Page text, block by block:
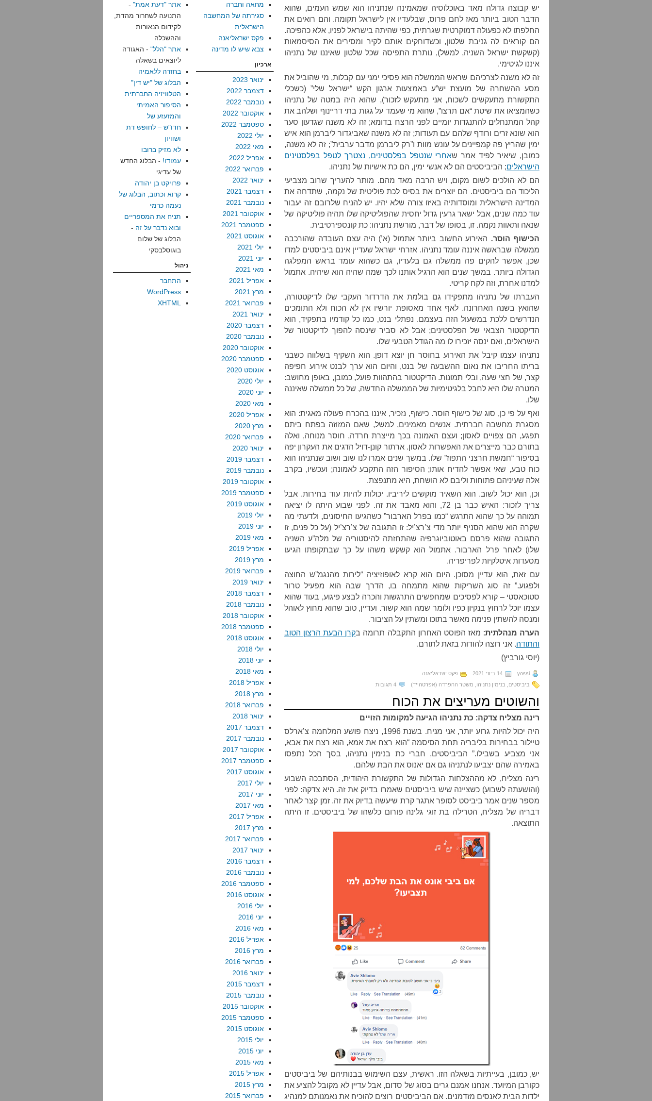
יש קבוצה גדולה מאד באוכלוסיה שמאמינה שנתניהו הוא שמש העמים, שהוא
הדבר הטוב ביותר מאז לחם פרוס, שבלעדיו אין לישראל תקומה. והם רואים את
החלפתו לא כפעולה דמוקרטית שגרתית, כפי שהיתה בישראל לפניו, אלא כהפיכה.
הם קוראים לה גניבת שלטון, וכשדוחקים אותם לקיר ומסירים את הסיסמאות
(קשקשת ישראל השניה, למשל), נותרת התפיסה שכל שלטון שאיננו של נתניהו
איננו לגיטימי.
זה לא משנה לצרכיהם שראש הממשלה הוא פסיכי ימני עם קבלות, מי שהוביל את
מסע ההשחרה של מועצת יש”ע באמצעות ארגון הקש “ישראל שלי” (כשכלי
התקשורת מתעקשים לשכוח, אני מתעקש לזכור), שהוא היה במטה של נתניהו
כשהמציאו את שיטת “אם תרצו”, שהוא מי שעמד על גגות בתי דריינוף ושלהב את
קהל המתנחלים להתנגדות יומיים לפני הרצח בדומא; זה לא משנה שגדעון סער
הוא שונא זרים ורודף שלהם עם תעודות; זה לא משנה שאביגדור ליברמן הוא איש
ימין שהריץ פה קמפיינים על עונש מוות ו”רק ליברמן מדבר ערבית”; זה לא משנה,
כמובן, שיאיר לפיד אמר שאחרי שנטפל בפלסטינים, נצטרך לטפל בפלסטינים
הישראלים; הביביסטים הם לא אנשי ימין, הם כת אישיות של נתניהו.
הם לא הולכים לשום מקום, ויש הרבה מאד מהם. מותר להעריך שרוב מצביעי
הליכוד הם ביביסטים. הם יוצרים את בסיס לכת פוליטית של נקמה, שתדחה את
המדינה הישראלית ומוסדותיה באיזו צורה שלא יהיו. יש להניח שלרובם זה יעבור
עוד כמה שנים, אבל ישאר גרעין גדול יחסית שהפוליטיקה שלו תהיה פוליטיקה של
שנאה ותאוות נקמה. זו, בסופו של דבר, מורשת נתניהו: כת קונספירטיבית.
הכישוף הוסר. האירוע החשוב ביותר אתמול (א’) היה עצם העובדה שהורכבה
ממשלה שבראשה איננה עומד נתניהו. אזרחי ישראל שעדיין אינם ביביסטים למדו
שכן, אפשר להקים פה ממשלה גם בלעדיו, גם כשהוא עומד בראש המפלגה
הגדולה ביותר. במשך שנים הוא הרגיל אותנו לכך שמה שהיה הוא שיהיה. אתמול
למדנו אחרת, וזה לקח קריטי.
העברתו של נתניהו מתפקידו גם בולמת את הדרדור העקבי שלו לדיקטטורה,
שהואץ בשנה האחרונה. לאף אחד מאסופת יורשיו אין לא הכוח ולא התומכים
הנדרשים ללכת במשעול הזה בעצמם. נפתלי בנט, כמו כל קודמיו בתפקיד, הוא
הדיקטטור הצבאי של הפלסטינים; אבל לא סביר שינסה להפוך לדיקטטור של
הישראלים, ואם ינסה יזכירו לו מה הגודל הטבעי שלו.
נתניהו עצמו קיבל את האירוע בחוסר חן יוצא דופן. הוא השקיף בשלווה כשבני
בריתו החריבו את נאום ההשבעה של בנט, והיום הוא ערך לבנט אירוע חפיפה
קצר, של חצי שעה, ובלי תמונות. הדיקטטור בהתהוות פועל, כמובן, באופן מחושב:
המטרה שלו היא לחבל בלגיטימיות של הממשלה החדשה, של כל ממשלה שאיננה
שלו.
ואף על פי כן, סוג של כישוף הוסר. כישוף, נזכיר, איננו בהכרח פעולה מאגית: הוא
מסגרת מחשבה חברתית. אנשים מאמינים, למשל, שאם המזוזה בפתח ביתם
תפגע, הם צפויים לאסון; ועצם האמונה בכך מייצרת חרדה, חוסר מנוחה, ואלה
בתורם כבר מייצרים את האפשרות לאסון. ארתור קונן-דויל הדגים את העקרון יפה
בסיפור “חמשת חרצני התפוז” שלו. במשך שנים אמרו לנו שוב ושוב שנתניהו הוא
כוח טבע, שאי אפשר להדיח אותו; הסיפור הזה התקבע לאמונה; ועכשיו, בקרב
אלה שעיניהם פתוחות וליבם לא הושחת, היא מתנפצת.
וכן, הוא יכול לשוב. הוא השאיר מוקשים ליריביו. יכולות להיות עוד בחירות. אבל
צריך לזכור: האיש כבר בן 72, והוא מאבד את זה. לפני שבוע היתה לו יציאה
תמוהה על כך שהוא התרגש “כמו בפרל הארבור” כשהגיעו החיסונים, ולדעתי מה
שקרה הוא שהוא הסניף יותר מדי צ’רצ’יל: זו התגובה של צ’רצ’יל (על כל פנים, זו
התגובה שהוא פרסם באוטוביוגרפיה שהתחזתה להיסטוריה של מלה”ע השניה
שלו) לאחר פרל הארבור. אתמול הוא קשקש משהו על כך שבתקופתו הגיעו
מסעדות איטלקיות לפריפריה.
עם זאת, הוא עדיין מסוכן. היום הוא קרא לאופוזיציה “לירות מהנגמ”ש החוצה
ולפגוע.” זה סוג השריקות שהוא מתמחה בו, הדרך שבה הוא מפעיל טרור
סטוכאסטי – קורא לפסיכים שמחפשים התרגשות והכרה לבצע פיגוע, בעוד שהוא
עצמו יוכל לרחוץ בנקיון כפיו ולומר שמה הוא קשור. ועדיין, טוב שהוא מחוץ לאוהל
ומנסה להשתין פנימה מאשר בתוכו ומשתין על הציבור.
הערה מנהלתית: מאז הפוסט האחרון התקבלה תרומה בקרן הבעת הרצון הטוב
והתודה. אני רוצה להודות בזאת לתורם.
(יוסי גורביץ)
yossi 14 ביוני 2021
פקס ישראליאנה
ביביסטים
בנימין נתניהו משטר ההפרדה (אפרטהייד) 4 תגובות
והשוטים מעריצים את הכוח
רינה מצליח צדקה: כת נתניהו הגיעה למקומות הזויים
היה יכול להיות גרוע יותר, אני מניח. בשנת 1996, ניצח פושע המלחמה צ’ארלס
טיילור בבחירות בליבריה תחת הסיסמה “הוא רצח את אמא, הוא רצח את אבא,
אני מצביע בשבילו.” הביביסטים, חברי כת בנימין נתניהו, בסך הכל נתפסו
באמירה שהם יצביעו לנתניהו גם אם יאנוס את הבת שלהם.
רינה מצליח, לא מההצלחות הגדולות של התקשורת היהודית, הסתבכה השבוע
(והושעתה לשבוע) כשציינה שיש ביביסטים שאמרו בדיוק את זה. היא צדקה: לפני
מספר שנים אמר ביביסט לסופר אתגר קרת שיעשה בדיוק את זה. זמן קצר לאחר
דבריה של מצליח, הטרילה בת זוגי גלינה פורום כלשהו של ביביסטים. זו היתה
התוצאה.
יש, כמובן, בעייתיות בשאלה הזו. ראשית, עצם השימוש בבנותיהם של ביביסטים
כקורבן המיועד. אנחנו אמנם גרים בסוג של סדום, אבל עדיין לא מקובל להציע את
ילדות הבית לאנסים מזדמנים. אם הביביסטים רוצים להוכיח את נאמנותם למנהיג
מחאה וחברה
סגירתה של המחשבה
הישראלית
פקס ישראליאנה
צבא שיש לו מדינה
ארכיון
ינואר 2023
דצמבר 2022
נובמבר 2022
אוקטובר 2022
ספטמבר 2022
יולי 2022
מאי 2022
אפריל 2022
פברואר 2022
ינואר 2022
דצמבר 2021
נובמבר 2021
אוקטובר 2021
ספטמבר 2021
אוגוסט 2021
יולי 2021
יוני 2021
מאי 2021
אפריל 2021
מרץ 2021
פברואר 2021
ינואר 2021
דצמבר 2020
נובמבר 2020
אוקטובר 2020
ספטמבר 2020
אוגוסט 2020
יולי 2020
יוני 2020
מאי 2020
אפריל 2020
מרץ 2020
פברואר 2020
ינואר 2020
דצמבר 2019
נובמבר 2019
אוקטובר 2019
ספטמבר 2019
אוגוסט 2019
יולי 2019
יוני 2019
מאי 2019
אפריל 2019
מרץ 2019
פברואר 2019
ינואר 2019
דצמבר 2018
נובמבר 2018
אוקטובר 2018
ספטמבר 2018
אוגוסט 2018
יולי 2018
יוני 2018
מאי 2018
אפריל 2018
מרץ 2018
פברואר 2018
ינואר 2018
דצמבר 2017
נובמבר 2017
אוקטובר 2017
ספטמבר 2017
אוגוסט 2017
יולי 2017
יוני 2017
מאי 2017
אפריל 2017
מרץ 2017
פברואר 2017
ינואר 2017
דצמבר 2016
נובמבר 2016
ספטמבר 2016
אוגוסט 2016
יולי 2016
יוני 2016
מאי 2016
אפריל 2016
מרץ 2016
פברואר 2016
ינואר 2016
דצמבר 2015
נובמבר 2015
אוקטובר 2015
ספטמבר 2015
אוגוסט 2015
יולי 2015
יוני 2015
מאי 2015
אפריל 2015
מרץ 2015
פברואר 2015
אתר "דעת אמת" -
התנועה לשחרור מהדת,
לקידום הנאורות
וההשכלה
אתר "הלל" - האגודה
ליוצאים בשאלה
בחזרה ללאמיה
הבלוג של "יש דין"
הטלוויזיה החברתית
הסיפור האמיתי
והמזעזע של
חדו"ש – לחופש דת
ושוויון
לא מזיק ברובו
עמודו! - הבלוג החדש
של עדיגי
פרויקט בן יהודה
קרוא וכתוב, הבלוג של
נעמה כרמי
תניח את המספריים
ובוא נדבר על זה -
הבלוג של שלום
בוגוסלבסקי
ניהול
התחבר
WordPress
XHTML